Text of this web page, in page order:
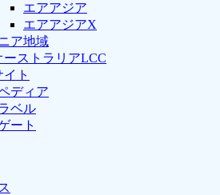
エアアジア
エアアジアX
ア地域
ーストラリアLCC
ト
ディア
ベル
ート